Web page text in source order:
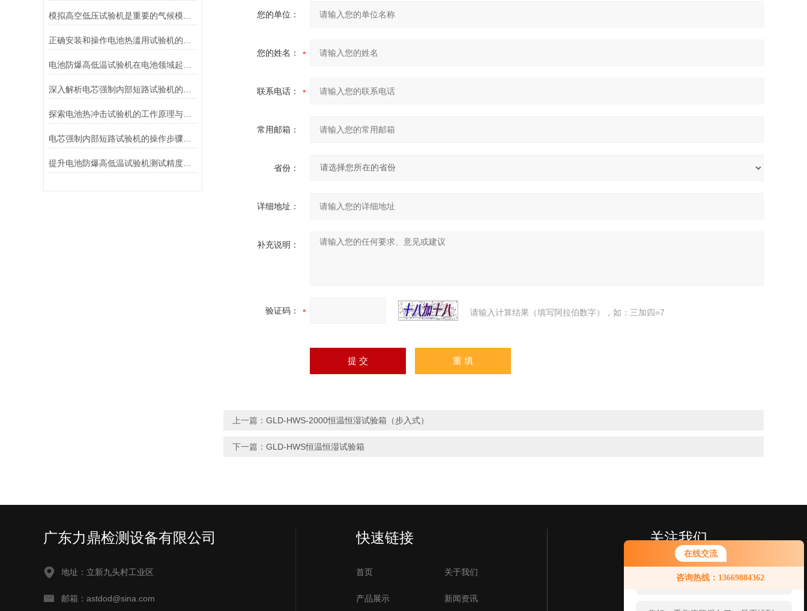
在线交流
咨询热线：13669884362
您好！欢迎前来咨询，很高兴为您
服务，请问您要咨询什么问题呢？
模拟高空低压试验机是重要的气候模拟设备
探索电池热冲击试验机的工作原理与应用
提升电池防爆高低温试验机测试精度的技巧
您的单位：
您的姓名：
联系电话：
常用邮箱：
省份：
详细地址：
补充说明：
验证码： 请输入计算结果（填写阿拉伯数字），如：三加四=7
上一篇： GLD-HWS-2000恒温恒湿试验箱（步入式）
下一篇： GLD-HWS恒温恒湿试验箱
广东力鼎检测设备有限公司
地址：立新九头村工业区
邮箱：astdod@sina.com
快速链接
首页 关于我们
产品展示 新闻资讯
关注我们